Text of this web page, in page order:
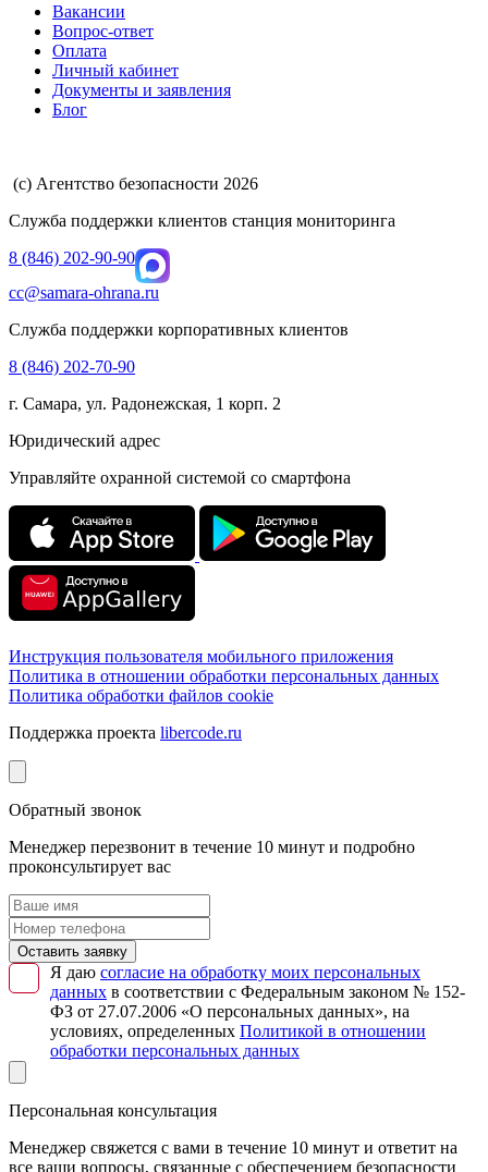
Вакансии
Вопрос-ответ
Оплата
Личный кабинет
Документы и заявления
Блог
(с) Агентство безопасности 2026
Служба поддержки клиентов станция мониторинга
8 (846) 202-90-90
cc@samara-ohrana.ru
Служба поддержки корпоративных клиентов
8 (846) 202-70-90
г. Самара, ул. Радонежская, 1 корп. 2
Юридический адрес
Управляйте охранной системой со смартфона
Инструкция пользователя мобильного приложения
Политика в отношении обработки персональных данных
Политика обработки файлов cookie
Поддержка проекта libercode.ru
Обратный звонок
Менеджер перезвонит в течение 10 минут и подробно
проконсультирует вас
Оставить заявку
Я даю согласие на обработку моих персональных
данных в соответствии с Федеральным законом № 152-
ФЗ от 27.07.2006 «О персональных данных», на
условиях, определенных Политикой в отношении
обработки персональных данных
Персональная консультация
Менеджер свяжется с вами в течение 10 минут и ответит на
все ваши вопросы, связанные с обеспечением безопасности